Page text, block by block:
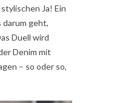
Ja! Ein
geht,
Duell wird
Denim mit
– so oder so,